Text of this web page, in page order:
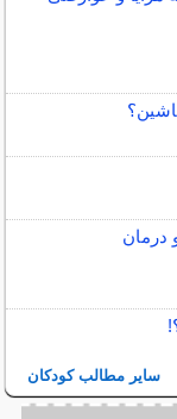
درمان
سایر مطالب کودکان